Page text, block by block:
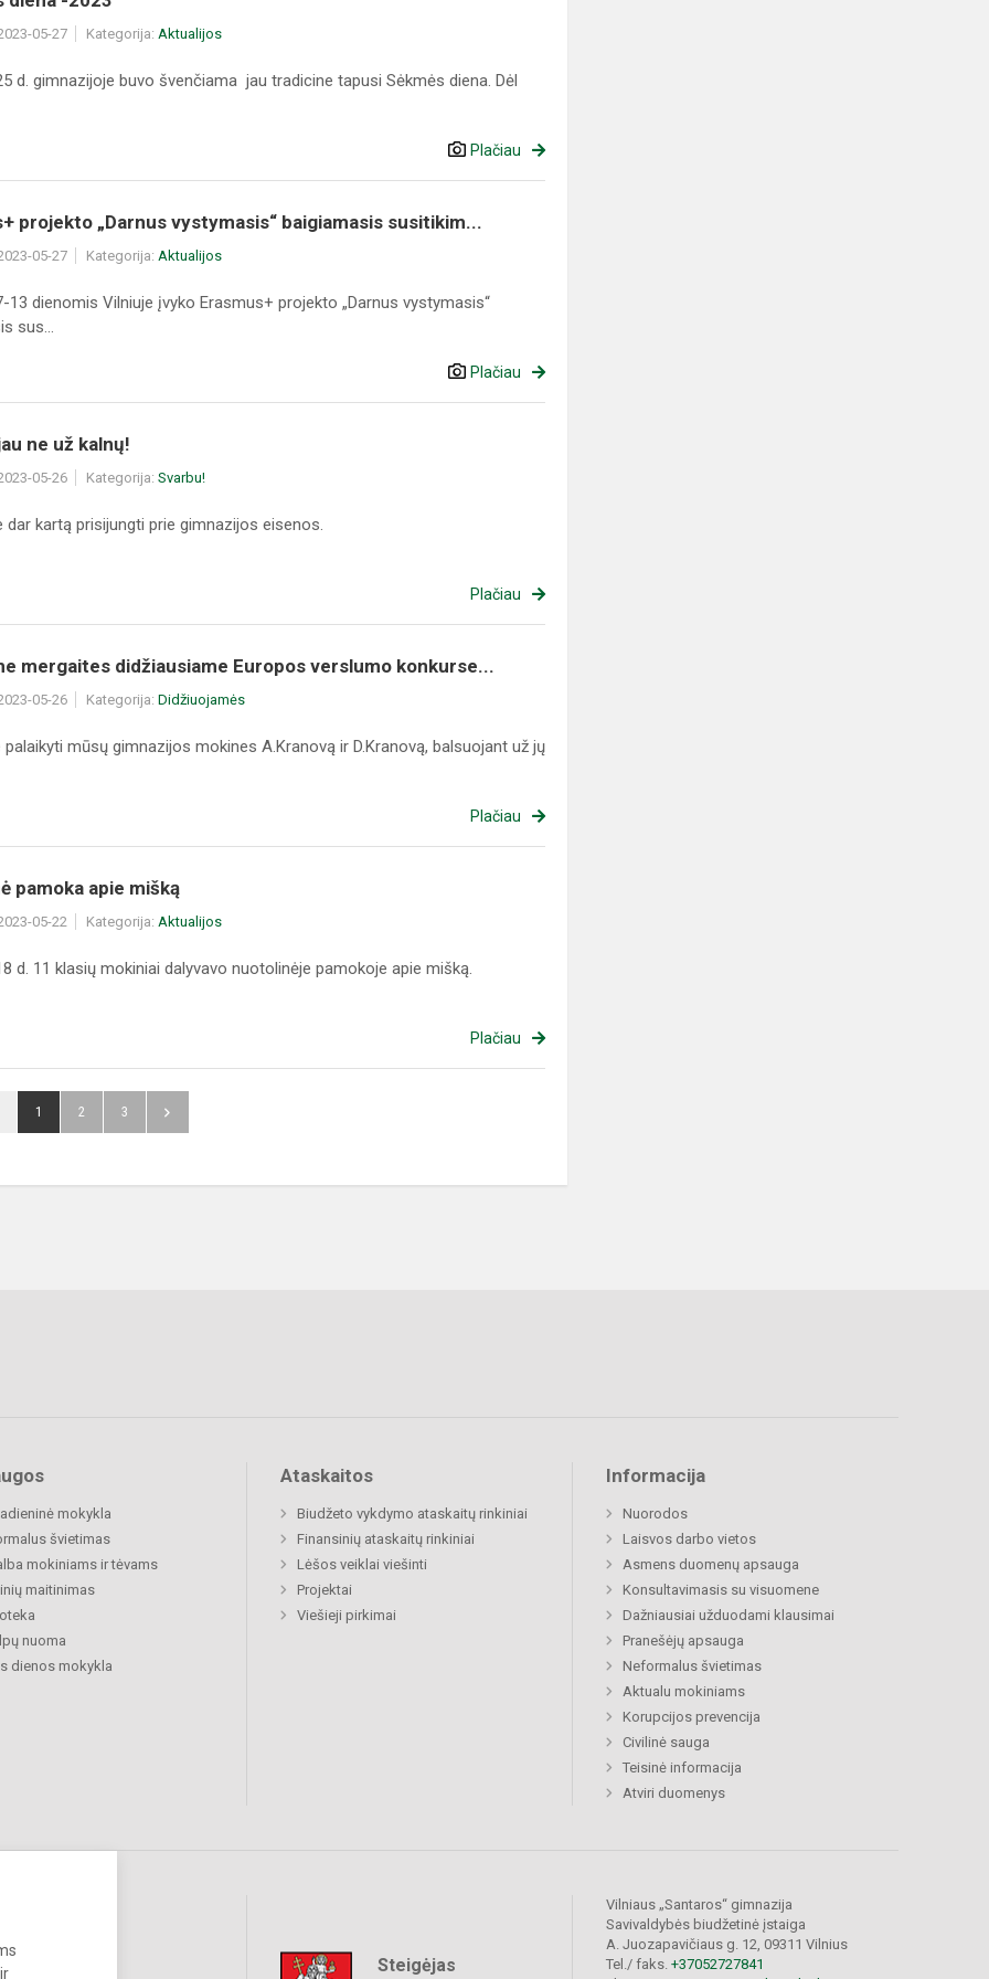
05-27 Kategorija: Aktualijos
d. gimnazijoje buvo švenčiama jau tradicine tapusi Sėkmės diena. Dėl
Plačiau
projekto „Darnus vystymasis“ baigiamasis susitikim...
05-27 Kategorija: Aktualijos
13 dienomis Vilniuje įvyko Erasmus+ projekto „Darnus vystymasis“
sus...
Plačiau
ne už kalnų!
05-26 Kategorija: Svarbu!
dar kartą prisijungti prie gimnazijos eisenos.
Plačiau
mergaites didžiausiame Europos verslumo konkurse...
05-26 Kategorija: Didžiuojamės
palaikyti mūsų gimnazijos mokines A.Kranovą ir D.Kranovą, balsuojant už jų
Plačiau
pamoka apie mišką
05-22 Kategorija: Aktualijos
d. 11 klasių mokiniai dalyvavo nuotolinėje pamokoje apie mišką.
Plačiau
1 2 3
mokykla
švietimas
mokiniams ir tėvams
maitinimas
nuoma
dienos mokykla
Ataskaitos
Biudžeto vykdymo ataskaitų rinkiniai
Finansinių ataskaitų rinkiniai
Lėšos veiklai viešinti
Projektai
Viešieji pirkimai
Informacija
Nuorodos
Laisvos darbo vietos
Asmens duomenų apsauga
Konsultavimasis su visuomene
Dažniausiai užduodami klausimai
Pranešėjų apsauga
Neformalus švietimas
Aktualu mokiniams
Korupcijos prevencija
Civilinė sauga
Teisinė informacija
Atviri duomenys
Steigėjas
Vilniaus „Santaros“ gimnazija
Savivaldybės biudžetinė įstaiga
A. Juozapavičiaus g. 12, 09311 Vilnius
Tel./ faks. +37052727841